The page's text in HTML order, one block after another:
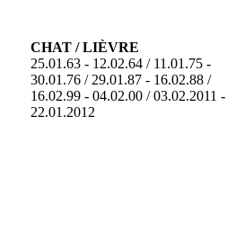
CHAT / LIÈVRE
25.01.63 - 12.02.64 / 11.01.75 -
30.01.76 / 29.01.87 - 16.02.88 /
16.02.99 - 04.02.00 / 03.02.2011 -
22.01.2012